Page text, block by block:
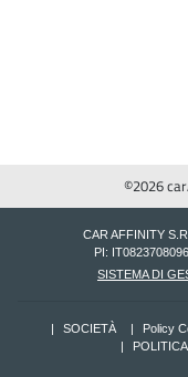
©2026
CAR AFFINITY
PI:
SISTEMA DI
SOCIETÀ Policy